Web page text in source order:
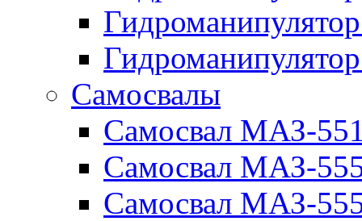
Самосвалы
Самосвал МАЗ-
Самосвал МАЗ-
Самосвал МАЗ-